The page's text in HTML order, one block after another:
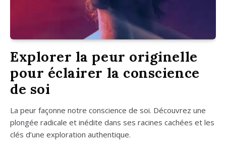
Explorer la peur originelle
pour éclairer la conscience
de soi
La peur façonne notre conscience de soi. Décou­vrez une
plon­gée radi­cale et inédite dans ses racines cachées et les
clés d’une explo­ra­tion authen­tique.